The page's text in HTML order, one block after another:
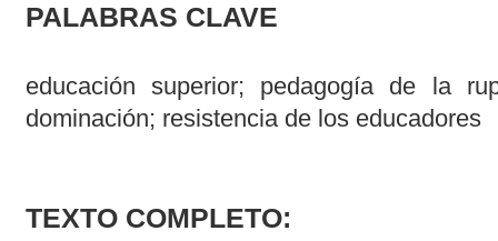
PALABRAS CLAVE
educación superior; pedagogía de la
dominación; resistencia de los educadores
TEXTO COMPLETO: